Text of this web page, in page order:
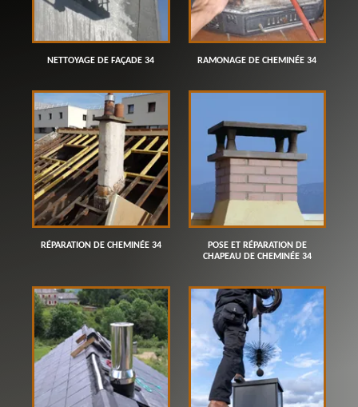
NETTOYAGE DE FAÇADE 34 RAMONAGE DE CHEMINÉE 34
RÉPARATION DE CHEMINÉE 34
POSE ET RÉPARATION DE
CHAPEAU DE CHEMINÉE 34